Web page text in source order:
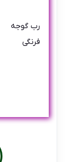
رب گوجه
فرنگی